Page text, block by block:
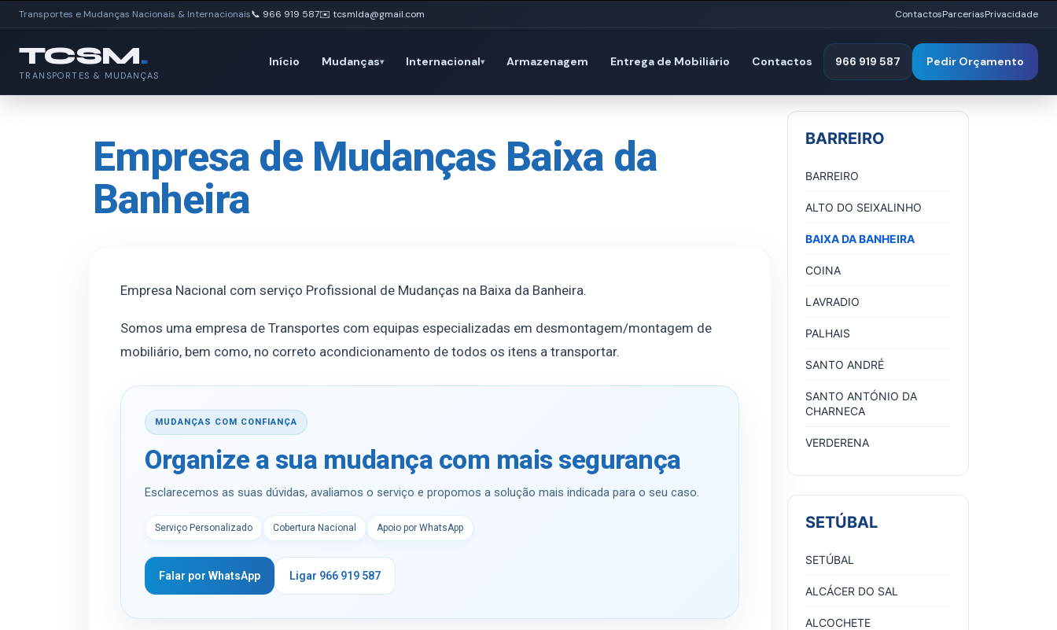
Transportes e Mudanças Nacionais & Internacionais📞 966 919 587✉️ tcsmlda@gmail.com ContactosParceriasPrivacidade
TCSM.
TRANSPORTES & MUDANÇAS
Início Mudanças▾ Internacional▾ Armazenagem Entrega de Mobiliário Contactos 966 919 587 Pedir Orçamento
Empresa de Mudanças Baixa da
Banheira
Empresa Nacional com serviço Profissional de Mudanças na Baixa da Banheira.
Somos uma empresa de Transportes com equipas especializadas em desmontagem/montagem de
mobiliário, bem como, no correto acondicionamento de todos os itens a transportar.
MUDANÇAS COM CONFIANÇA
Organize a sua mudança com mais segurança
Esclarecemos as suas dúvidas, avaliamos o serviço e propomos a solução mais indicada para o seu caso.
Serviço Personalizado Cobertura Nacional Apoio por WhatsApp
Falar por WhatsApp Ligar 966 919 587
BARREIRO
BARREIRO
ALTO DO SEIXALINHO
BAIXA DA BANHEIRA
COINA
LAVRADIO
PALHAIS
SANTO ANDRÉ
SANTO ANTÓNIO DA
CHARNECA
VERDERENA
SETÚBAL
SETÚBAL
ALCÁCER DO SAL
ALCOCHETE